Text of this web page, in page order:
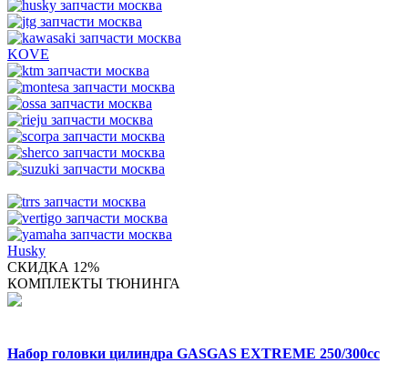
KOVE
Husky
СКИДКА 12%
КОМПЛЕКТЫ ТЮНИНГА
Набор головки цилиндра GASGAS EXTREME 250/300cc